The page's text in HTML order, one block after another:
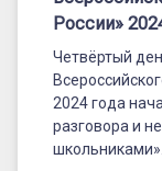
России»
2024
года
России»
Четвёртый
2024 года
разговора и
школьниками».